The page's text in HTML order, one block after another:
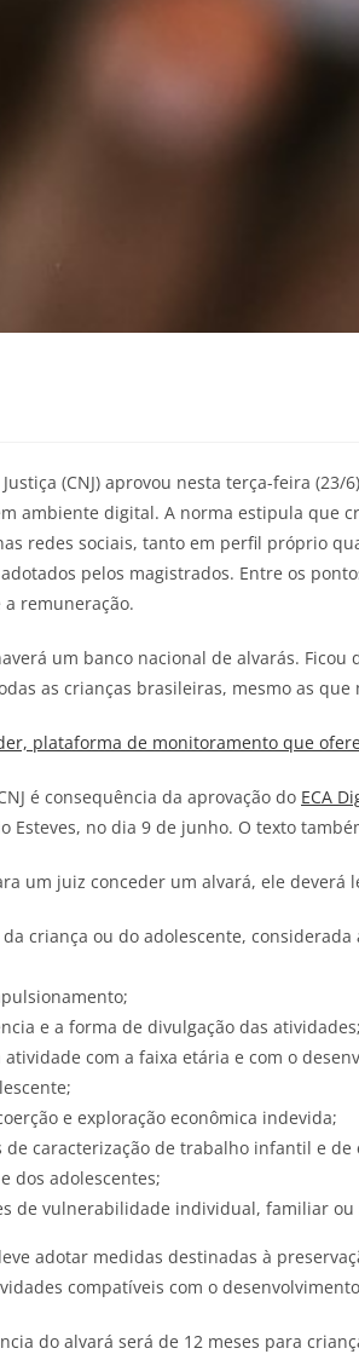
(CNJ) aprovou nesta terça-feira
ambiente digital. A norma estipula que
redes sociais, tanto em perfil próprio
pelos magistrados. Entre os
remuneração.
um banco nacional de alvarás.
as crianças brasileiras, mesmo as
plataforma de monitoramento que
é consequência da aprovação do ECA
Esteves, no dia 9 de junho. O texto
um juiz conceder um alvará, ele
criança ou do adolescente,
e a forma de divulgação das atividades;
com a faixa etária e com o
e exploração econômica indevida;
de caracterização de trabalho infantil e
dos adolescentes;
de vulnerabilidade individual, familiar
adotar medidas destinadas à
compatíveis com o
do alvará será de 12 meses para